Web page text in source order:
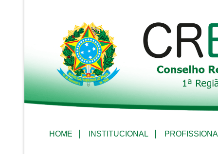
HOME INSTITUCIONAL